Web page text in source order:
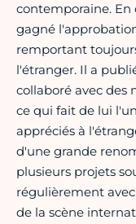
contemporaine. En
gagné
remportant
l'étranger. Il a
collaboré avec des
ce qui fait de lui
appréciés à
d'une grande
plusieurs projets
régulièrement
de la scène